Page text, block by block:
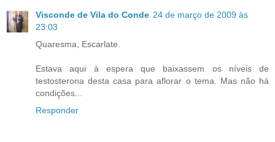
Visconde de Vila do Conde 24 de março de 2009 às
23:03
Quaresma, Escarlate.
Estava aqui à espera que baixassem os níveis de
testosterona desta casa para aflorar o tema. Mas não há
condições...
Responder